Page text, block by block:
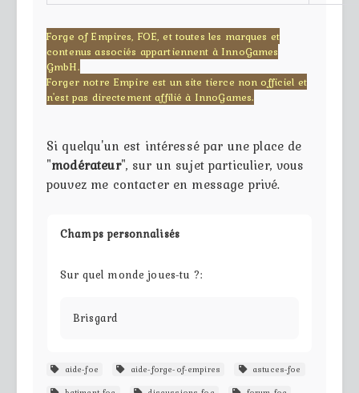
Forge of Empires, FOE, et toutes les marques et
contenus associés appartiennent à InnoGames
GmbH.
Forger notre Empire est un site tierce non officiel et
n'est pas directement affilié à InnoGames.
Si quelqu'un est intéressé par une place de
"modérateur", sur un sujet particulier, vous
pouvez me contacter en message privé.
Champs personnalisés
Sur quel monde joues-tu ?:
Brisgard
aide-foe aide-forge-of-empires
astuces-foe